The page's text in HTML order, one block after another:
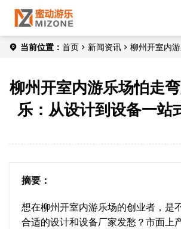
当前位置： 首页 新闻资讯
柳州开室内
柳州开室内游乐场怕走
乐：从设计到设备一站
摘要：
想在柳州开室内游乐场的创业者，是
合适的设计和设备厂家发愁？市面上